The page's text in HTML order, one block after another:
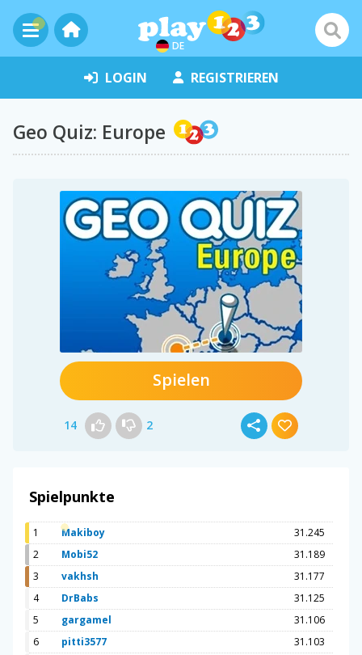
DE
LOGIN REGISTRIEREN
Geo Quiz: Europe
Spielen
14 2
Spielpunkte
1 Makiboy
31.245
2
Mobi52
31.189
3
vakhsh
31.177
4
DrBabs
31.125
5
gargamel
31.106
6
pitti3577
31.103